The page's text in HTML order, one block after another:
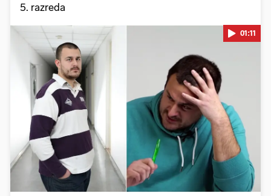
5. razreda
Pokretanje videa...
01:11